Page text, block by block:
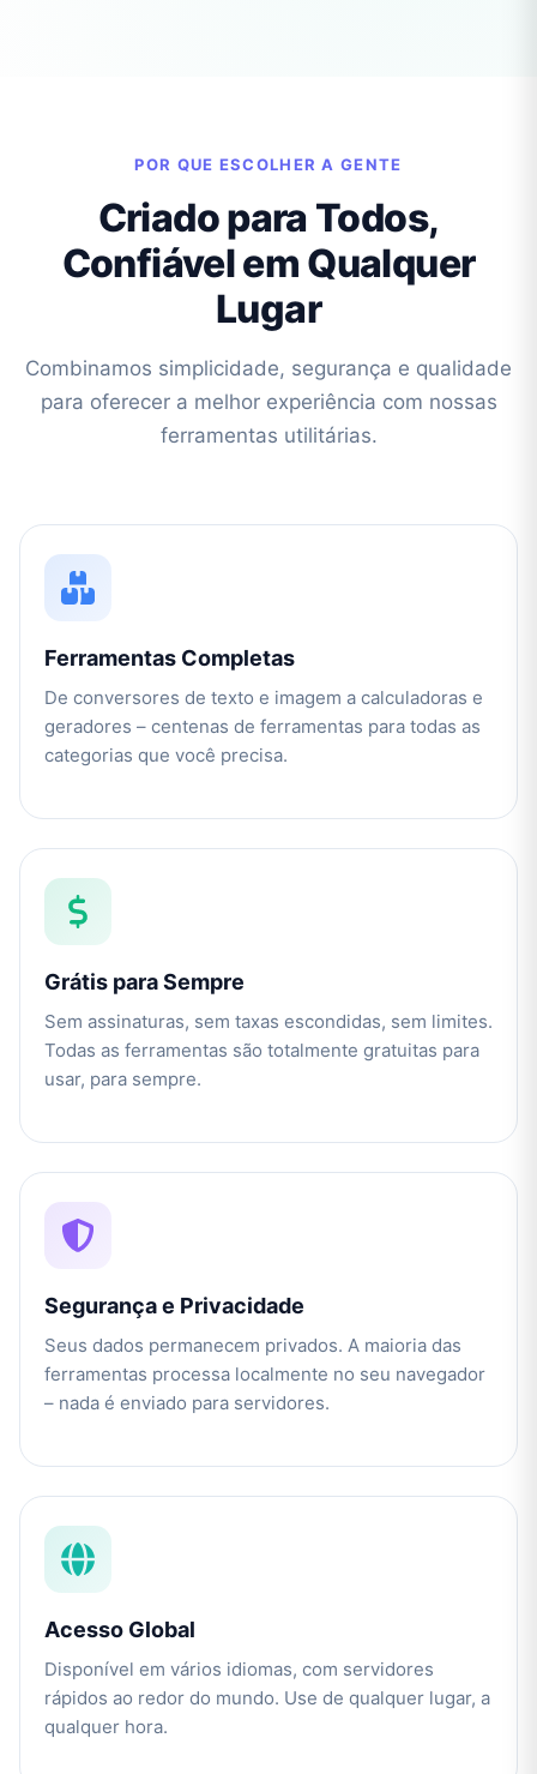
POR QUE ESCOLHER A GENTE
Criado para Todos,
Confiável em Qualquer
Lugar
Combinamos simplicidade, segurança e qualidade
para oferecer a melhor experiência com nossas
ferramentas utilitárias.
Ferramentas Completas
De conversores de texto e imagem a calculadoras e
geradores – centenas de ferramentas para todas as
categorias que você precisa.
Grátis para Sempre
Sem assinaturas, sem taxas escondidas, sem limites.
Todas as ferramentas são totalmente gratuitas para
usar, para sempre.
Segurança e Privacidade
Seus dados permanecem privados. A maioria das
ferramentas processa localmente no seu navegador
– nada é enviado para servidores.
Acesso Global
Disponível em vários idiomas, com servidores
rápidos ao redor do mundo. Use de qualquer lugar, a
qualquer hora.